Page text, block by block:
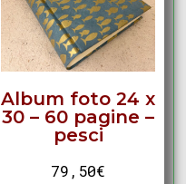
Album foto 24 x
30 – 60 pagine –
pesci
79,50€